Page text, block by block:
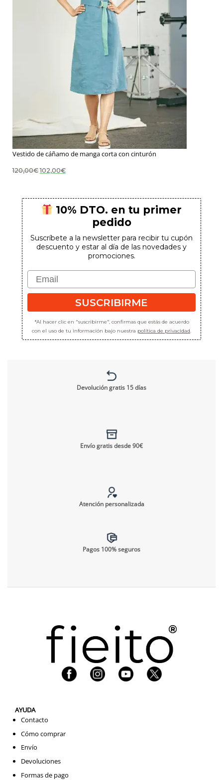
Vestido de cáñamo de manga corta con cinturón
120,00€El
precio
102,00€El
precio
10% DTO. en tu primer
pedido
Suscríbete a la newsletter para recibir tu cupón
descuento y estar al día de las novedades y
promociones.
Email
SUSCRIBIRME
*Al hacer clic en "suscribirme", confirmas que estás de acuerdo
con el uso de tu información bajo nuestra política de privacidad.
Devolución gratis 15 días
Envío gratis desde 90€
Atención personalizada
Pagos 100% seguros
AYUDA
Contacto
Cómo comprar
Envío
Devoluciones
Formas de pago